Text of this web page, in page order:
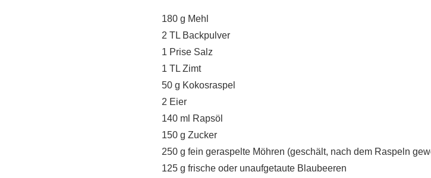
180 g Mehl
2 TL Backpulver
1 Prise Salz
1 TL Zimt
50 g Kokosraspel
2 Eier
140 ml Rapsöl
150 g Zucker
250 g fein geraspelte Möhren (geschält, nach dem Raspeln
125 g frische oder unaufgetaute Blaubeeren